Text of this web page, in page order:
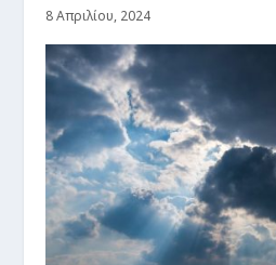
8 Απριλίου, 2024